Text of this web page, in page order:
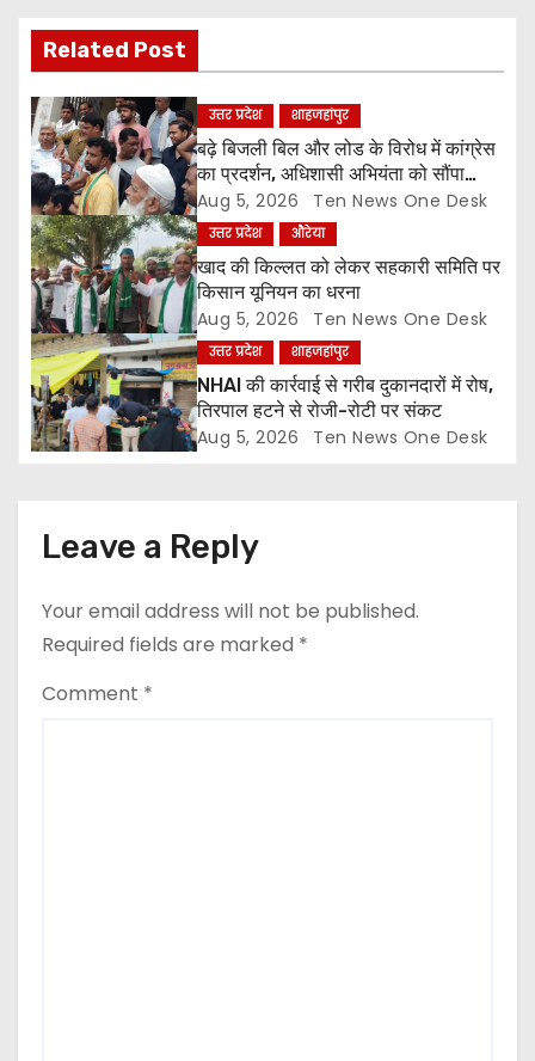
i
g
a
t
i
o
n
Related Post
उत्तर प्रदेश शाहजहांपुर
बढ़े बिजली बिल और लोड के विरोध में कांग्रेस
का प्रदर्शन, अधिशासी अभियंता को सौंपा
ज्ञापन
Aug 5, 2026 Ten News One Desk
उत्तर प्रदेश औरेया
खाद की किल्लत को लेकर सहकारी समिति पर
किसान यूनियन का धरना
Aug 5, 2026 Ten News One Desk
उत्तर प्रदेश शाहजहांपुर
NHAI की कार्रवाई से गरीब दुकानदारों में रोष,
तिरपाल हटने से रोजी-रोटी पर संकट
Aug 5, 2026 Ten News One Desk
Leave a Reply
Your email address will not be published.
Required fields are marked *
Comment *